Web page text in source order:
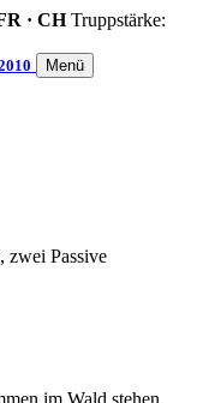
· CH Truppstärke:
Menü
zwei Passive
im Wald stehen.